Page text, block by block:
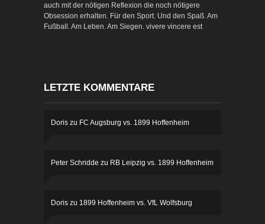
auch mit der nötigen Reflexion die noch nötigere
Obsession erhalten. Für den Sport. Und den Spaß. Am
Fußball. Am Leben. Am Siegen. vivere vincere est
LETZTE KOMMENTARE
Doris zu FC Augsburg vs. 1899 Hoffenheim
Peter Schridde zu RB Leipzig vs. 1899 Hoffenheim
Doris zu 1899 Hoffenheim vs. VfL Wolfsburg